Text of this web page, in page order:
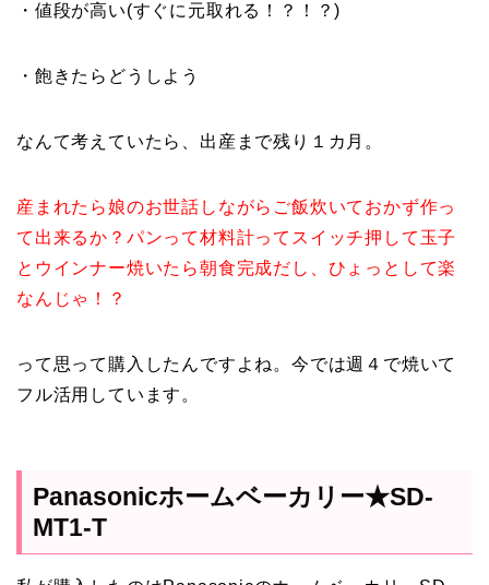
・値段が高い(すぐに元取れる！？！？)
・飽きたらどうしよう
なんて考えていたら、出産まで残り１カ月。
産まれたら娘のお世話しながらご飯炊いておかず作っ
て出来るか？パンって材料計ってスイッチ押して玉子
とウインナー焼いたら朝食完成だし、ひょっとして楽
なんじゃ！？
って思って購入したんですよね。今では週４で焼いて
フル活用しています。
Panasonicホームベーカリー★SD-
MT1-T